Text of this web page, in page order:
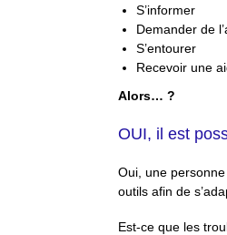
S’informer
Demander de
S’entourer
Recevoir une
Alors… ?
OUI, il est
Oui, une
outils afin de
Est-ce que les